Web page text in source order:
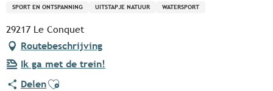
SPORT EN ONTSPANNING UITSTAPJE NATUUR WATERSPORT
29217 Le Conquet
Routebeschrijving
Ik ga met de trein!
DelenAjouter aux favoris